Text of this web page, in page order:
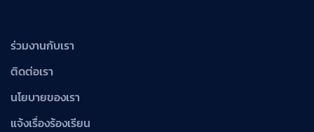
ร่วมงานกับเรา
ติดต่อเรา
นโยบายของเรา
แจ้งเรื่องร้องเรียน